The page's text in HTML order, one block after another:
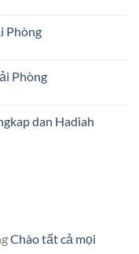
Phòng
Phòng
dan Hadiah
Chào tất cả mọi